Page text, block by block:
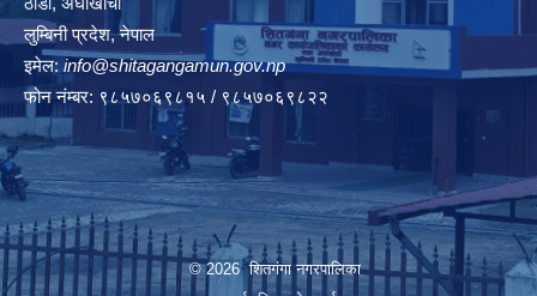
लुम्बिनी प्रदेश, नेपाल
इमेल: info@shitagangamun.gov.np
फोन नंम्बर: ९८५७०६९८१५ / ९८५७०६९८२२
© 2026 शितगंगा नगरपालिका